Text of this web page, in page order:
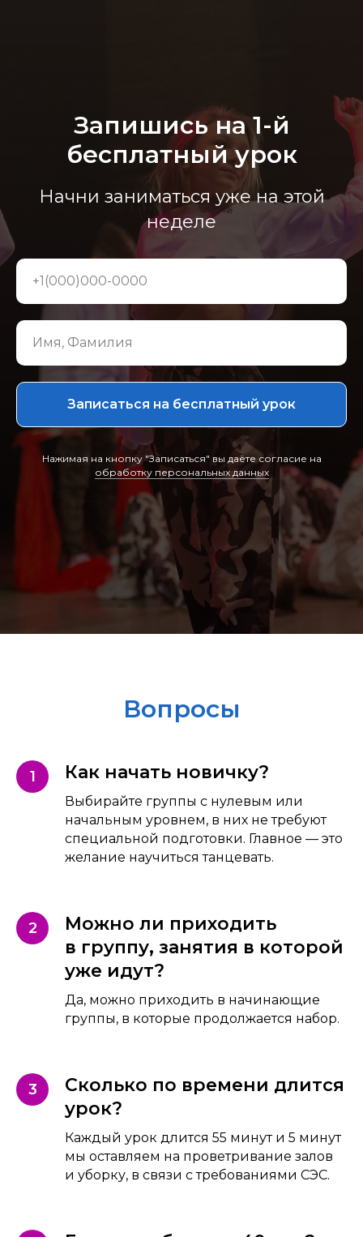
Запишись на 1-й
бесплатный урок
Начни заниматься уже на этой
неделе
Записаться на бесплатный урок
Нажимая на кнопку "Записаться" вы даёте согласие на
обработку персональных данных
Вопросы
Как начать новичку?
Выбирайте группы с нулевым или
начальным уровнем, в них не требуют
специальной подготовки. Главное — это
желание научиться танцевать.
Можно ли приходить
в группу, занятия в которой
уже идут?
Да, можно приходить в начинающие
группы, в которые продолжается набор.
Сколько по времени длится
урок?
Каждый урок длится 55 минут и 5 минут
мы оставляем на проветривание залов
и уборку, в связи с требованиями СЭС.